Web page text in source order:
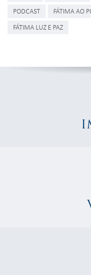
PODCAST
FÁTIMA AO
FÁTIMA LUZ E PAZ